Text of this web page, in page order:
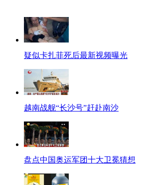
疑似卡扎菲死后最新视频曝光
越南战舰“长沙号”赶赴南沙
盘点中国奥运军团十大卫冕猜想